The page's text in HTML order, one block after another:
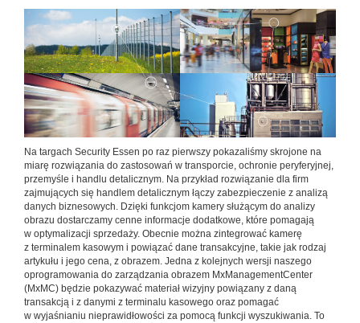
Na targach Security Essen po raz pierwszy pokazaliśmy skrojone na
miarę rozwiązania do zastosowań w transporcie, ochronie peryferyjnej,
przemyśle i handlu detalicznym. Na przykład rozwiązanie dla firm
zajmujących się handlem detalicznym łączy zabezpieczenie z analizą
danych biznesowych. Dzięki funkcjom kamery służącym do analizy
obrazu dostarczamy cenne informacje dodatkowe, które pomagają
w optymalizacji sprzedaży. Obecnie można zintegrować kamerę
z terminalem kasowym i powiązać dane transakcyjne, takie jak rodzaj
artykułu i jego cena, z obrazem. Jedna z kolejnych wersji naszego
oprogramowania do zarządzania obrazem MxManagementCenter
(MxMC) będzie pokazywać materiał wizyjny powiązany z daną
transakcją i z danymi z terminalu kasowego oraz pomagać
w wyjaśnianiu nieprawidłowości za pomocą funkcji wyszukiwania. To